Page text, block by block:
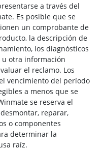
a través del
Es posible que se
un comprobante de
la descripción de
los diagnósticos
otra información
el reclamo. Los
vencimiento del período
a menos que se
se reserva el
reparar,
o componentes
determinar la
raíz.